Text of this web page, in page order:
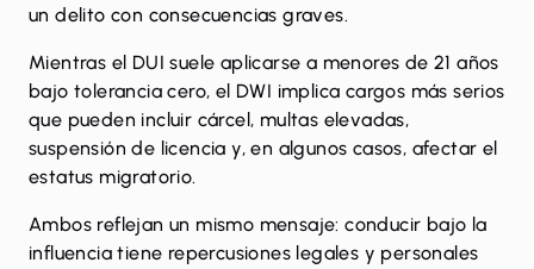
un delito con consecuencias graves.
Mientras el DUI suele aplicarse a menores de 21 años
bajo tolerancia cero, el DWI implica cargos más serios
que pueden incluir cárcel, multas elevadas,
suspensión de licencia y, en algunos casos, afectar el
estatus migratorio.
Ambos reflejan un mismo mensaje: conducir bajo la
influencia tiene repercusiones legales y personales